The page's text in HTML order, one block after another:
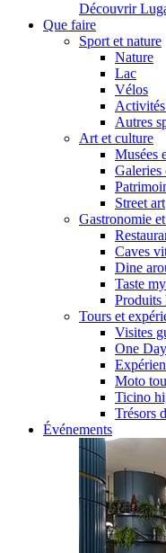
Découvrir
Que faire
Sport et nature
Nature
Lac
Vélos
Autres
Art et culture
Musées
Galeries
Street art
Gastronomie
Caves
Dine
Taste
Produits
Tours et
Visites
One
Moto
Ticino
Trésors
Événements